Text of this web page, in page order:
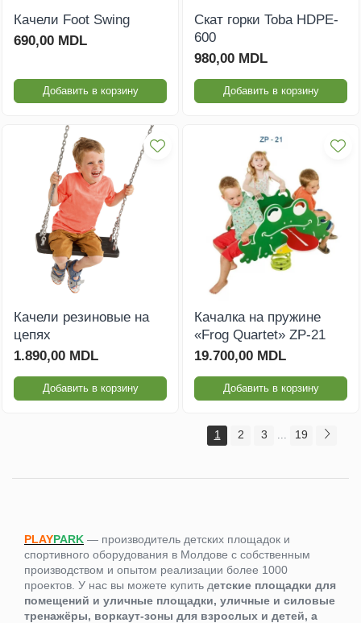
Качели Foot Swing
690,00 MDL
Добавить в корзину
Скат горки Toba HDPE-
600
980,00 MDL
Добавить в корзину
Качели резиновые на
цепях
1.890,00 MDL
Добавить в корзину
Качалка на пружине
«Frog Quartet» ZP-21
19.700,00 MDL
Добавить в корзину
1 2 3 ... 19
PLAYPARK — производитель детских площадок и
спортивного оборудования в Молдове с собственным
производством и опытом реализации более 1000
проектов. У нас вы можете купить детские площадки для
помещений и уличные площадки, уличные и силовые
тренажёры, воркаут-зоны для взрослых и детей, а